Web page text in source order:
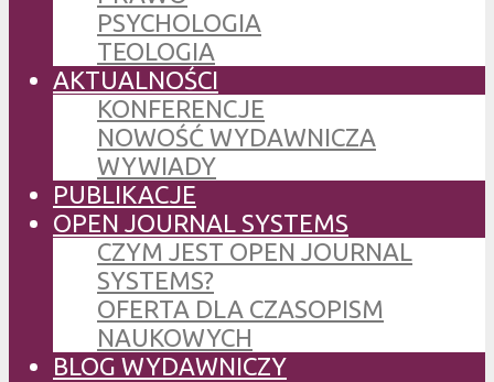
PSYCHOLOGIA
TEOLOGIA
AKTUALNOŚCI
KONFERENCJE
NOWOŚĆ WYDAWNICZA
WYWIADY
PUBLIKACJE
OPEN JOURNAL SYSTEMS
CZYM JEST OPEN JOURNAL
SYSTEMS?
OFERTA DLA CZASOPISM
NAUKOWYCH
BLOG WYDAWNICZY